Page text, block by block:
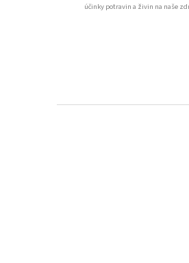
účinky potravin a živin na naše